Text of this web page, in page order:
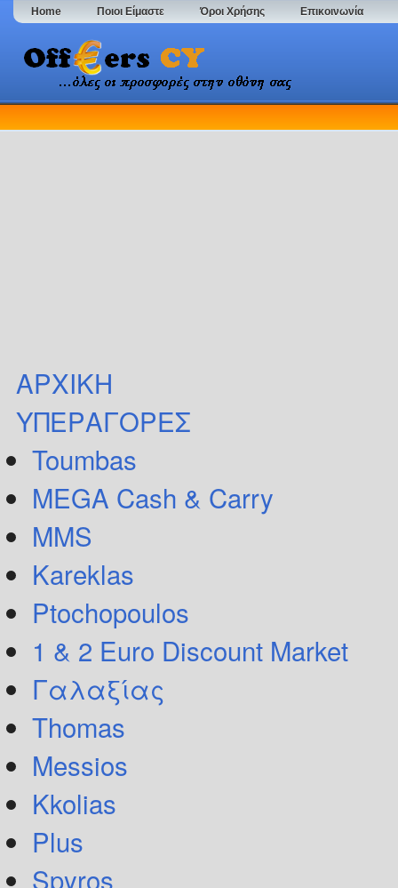
Home Ποιοι Είμαστε Όροι Χρήσης Επικοινωνία
ΑΡΧΙΚΗ
ΥΠΕΡΑΓΟΡΕΣ
Toumbas
MEGA Cash & Carry
MMS
Kareklas
Ptochopoulos
1 & 2 Euro Discount Market
Γαλαξίας
Thomas
Messios
Kkolias
Plus
Spyros